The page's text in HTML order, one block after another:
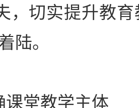
，切实提升教
陆。
堂教学主体